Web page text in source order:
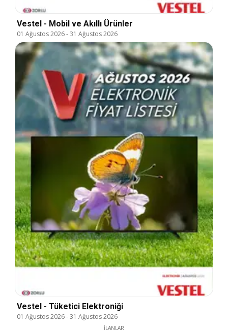
Vestel - Mobil ve Akıllı Ürünler
01 Ağustos 2026-31 Ağustos 2026
Vestel - Tüketici Elektroniği
01 Ağustos 2026-31 Ağustos 2026
İLANLAR